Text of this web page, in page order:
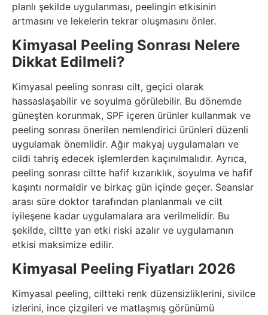
planlı şekilde uygulanması, peelingin etkisinin
artmasını ve lekelerin tekrar oluşmasını önler.
Kimyasal Peeling Sonrası Nelere
Dikkat Edilmeli?
Kimyasal peeling sonrası cilt, geçici olarak
hassaslaşabilir ve soyulma görülebilir. Bu dönemde
güneşten korunmak, SPF içeren ürünler kullanmak ve
peeling sonrası önerilen nemlendirici ürünleri düzenli
uygulamak önemlidir. Ağır makyaj uygulamaları ve
cildi tahriş edecek işlemlerden kaçınılmalıdır. Ayrıca,
peeling sonrası ciltte hafif kızarıklık, soyulma ve hafif
kaşıntı normaldir ve birkaç gün içinde geçer. Seanslar
arası süre doktor tarafından planlanmalı ve cilt
iyileşene kadar uygulamalara ara verilmelidir. Bu
şekilde, ciltte yan etki riski azalır ve uygulamanın
etkisi maksimize edilir.
Kimyasal Peeling Fiyatları 2026
Kimyasal peeling, ciltteki renk düzensizliklerini, sivilce
izlerini, ince çizgileri ve matlaşmış görünümü